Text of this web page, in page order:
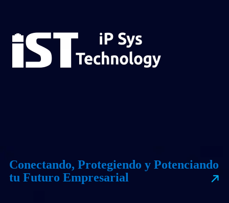
Conectando, Protegiendo y Potenciando
tu Futuro Empresarial